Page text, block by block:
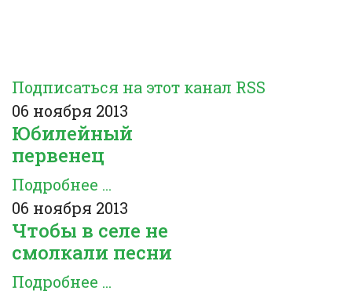
Подписаться на этот канал RSS
06 ноября 2013
Юбилейный
первенец
Подробнее ...
06 ноября 2013
Чтобы в селе не
смолкали песни
Подробнее ...